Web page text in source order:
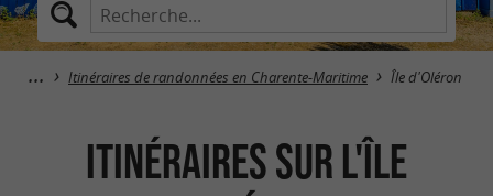
Itinéraires de randonnées en Charente-Maritime Île d'Oléron
itinéraires sur l'Île